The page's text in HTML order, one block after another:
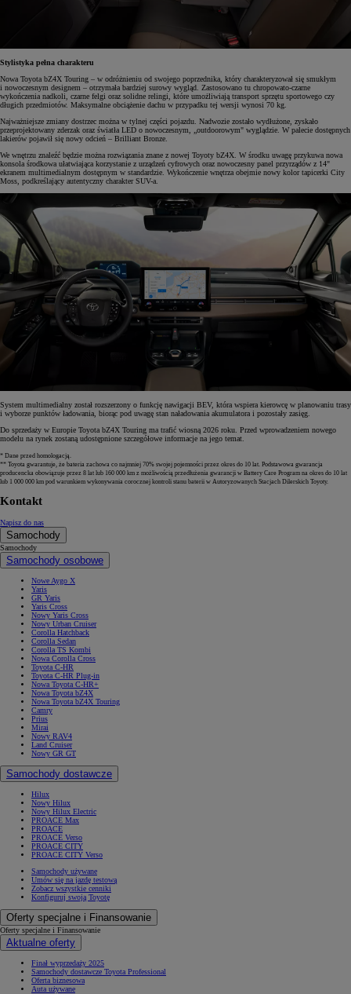
Stylistyka pełna charakteru
Nowa Toyota bZ4X Touring – w odróżnieniu od swojego poprzednika, który charakteryzował się smukłym
i nowoczesnym designem – otrzymała bardziej surowy wygląd. Zastosowano tu chropowato-czarne
wykończenia nadkoli, czarne felgi oraz solidne relingi, które umożliwiają transport sprzętu sportowego czy
długich przedmiotów. Maksymalne obciążenie dachu w przypadku tej wersji wynosi 70 kg.
Najważniejsze zmiany dostrzec można w tylnej części pojazdu. Nadwozie zostało wydłużone, zyskało
przeprojektowany zderzak oraz światła LED o nowoczesnym, „outdoorowym" wyglądzie. W palecie dostępnych
lakierów pojawił się nowy odcień – Brilliant Bronze.
We wnętrzu znaleźć będzie można rozwiązania znane z nowej Toyoty bZ4X. W środku uwagę przykuwa nowa
konsola środkowa ułatwiająca korzystanie z urządzeń cyfrowych oraz nowoczesny panel przyrządów z 14"
ekranem multimedialnym dostępnym w standardzie. Wykończenie wnętrza obejmie nowy kolor tapicerki City
Moss, podkreślający autentyczny charakter SUV-a.
System multimedialny został rozszerzony o funkcję nawigacji BEV, która wspiera kierowcę w planowaniu trasy
i wyborze punktów ładowania, biorąc pod uwagę stan naładowania akumulatora i pozostały zasięg.
Do sprzedaży w Europie Toyota bZ4X Touring ma trafić wiosną 2026 roku. Przed wprowadzeniem nowego
modelu na rynek zostaną udostępnione szczegółowe informacje na jego temat.
* Dane przed homologacją.
** Toyota gwarantuje, że bateria zachowa co najmniej 70% swojej pojemności przez okres do 10 lat. Podstawowa gwarancja
producencka obowiązuje przez 8 lat lub 160 000 km z możliwością przedłużenia gwarancji w Battery Care Program na okres do 10 lat
lub 1 000 000 km pod warunkiem wykonywania corocznej kontroli stanu baterii w Autoryzowanych Stacjach Dilerskich Toyoty.
Kontakt
Napisz do nas
Samochody
Samochody
Samochody osobowe
Nowe Aygo X
Yaris
GR Yaris
Yaris Cross
Nowy Yaris Cross
Nowy Urban Cruiser
Corolla Hatchback
Corolla Sedan
Corolla TS Kombi
Nowa Corolla Cross
Toyota C-HR
Toyota C-HR Plug-in
Nowa Toyota C-HR+
Nowa Toyota bZ4X
Nowa Toyota bZ4X Touring
Camry
Prius
Mirai
Nowy RAV4
Land Cruiser
Nowy GR GT
Samochody dostawcze
Hilux
Nowy Hilux
Nowy Hilux Electric
PROACE Max
PROACE
PROACE Verso
PROACE CITY
PROACE CITY Verso
Samochody używane
Umów się na jazdę testową
Zobacz wszystkie cenniki
Konfiguruj swoją Toyotę
Oferty specjalne i Finansowanie
Oferty specjalne i Finansowanie
Aktualne oferty
Finał wyprzedaży 2025
Samochody dostawcze Toyota Professional
Oferta biznesowa
Auta używane